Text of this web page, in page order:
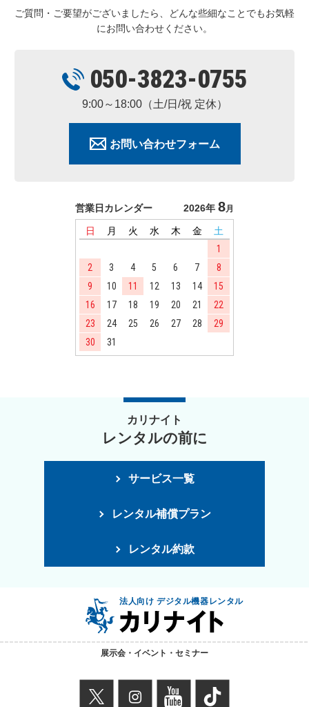
ご質問・ご要望がございましたら、どんな些細なことでもお気軽
にお問い合わせください。
営業日カレンダー 2026年 8月
日 月 火 水 木 金
土
1
2
3 4 5 6 7
8
9
10 11 12 13 14
15
16
17 18 19 20 21
22
23
24 25 26 27 28
29
30
31
050-3823-0755
9:00～18:00（土/日/祝 定休）
お問い合わせフォーム
カリナイト
レンタルの前に
サービス一覧
レンタル補償プラン
レンタル約款
法人向け デジタル機器レンタル
展示会・イベント・セミナー